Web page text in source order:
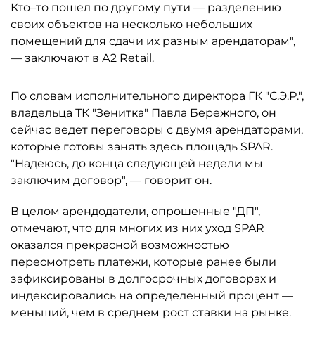
Кто–то пошел по другому пути — разделению
своих объектов на несколько небольших
помещений для сдачи их разным арендаторам",
— заключают в А2 Retail.
По словам исполнительного директора ГК "С.Э.Р.",
владельца ТК "Зенитка" Павла Бережного, он
сейчас ведет переговоры с двумя арендаторами,
которые готовы занять здесь площадь SPAR.
"Надеюсь, до конца следующей недели мы
заключим договор", — говорит он.
В целом арендодатели, опрошенные "ДП",
отмечают, что для многих из них уход SPAR
оказался прекрасной возможностью
пересмотреть платежи, которые ранее были
зафиксированы в долгосрочных договорах и
индексировались на определенный процент —
меньший, чем в среднем рост ставки на рынке.